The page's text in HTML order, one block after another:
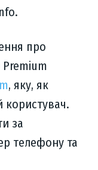
про
, яку, як
користувач.
за
телефону та